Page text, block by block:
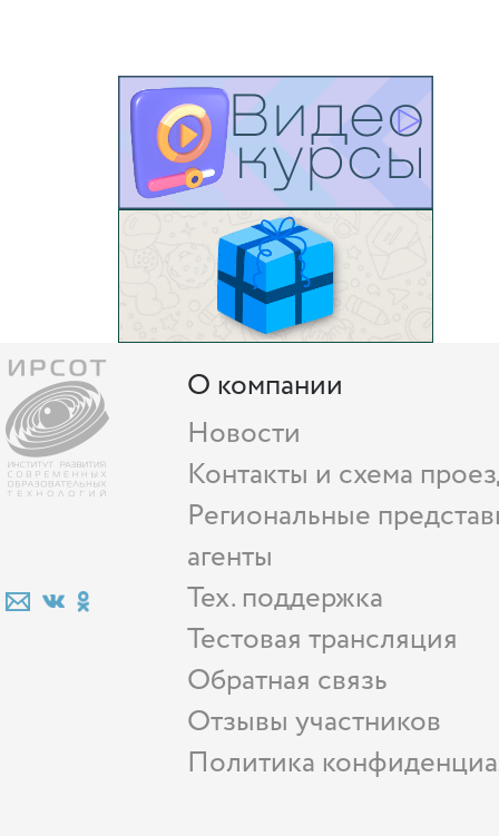
О компании
Новости
Контакты и схема
Региональные
агенты
Тех. поддержка
Тестовая трансляция
Обратная связь
Отзывы участников
Политика